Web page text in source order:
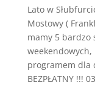
Lato w
Mostowy (
mamy 5 bardzo
programem dla
BEZPŁATNY !!!